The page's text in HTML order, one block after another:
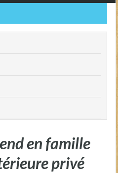
en famille
privé